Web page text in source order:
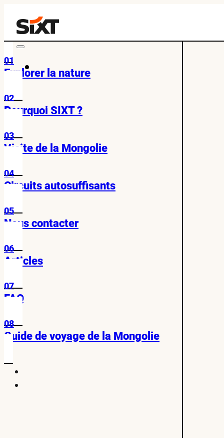
01
Explorer la nature
02
Pourquoi SIXT ?
03
Visite de la Mongolie
04
Circuits autosuffisants
05
Nous contacter
06
Articles
07
FAQ
08
Guide de voyage de la Mongolie